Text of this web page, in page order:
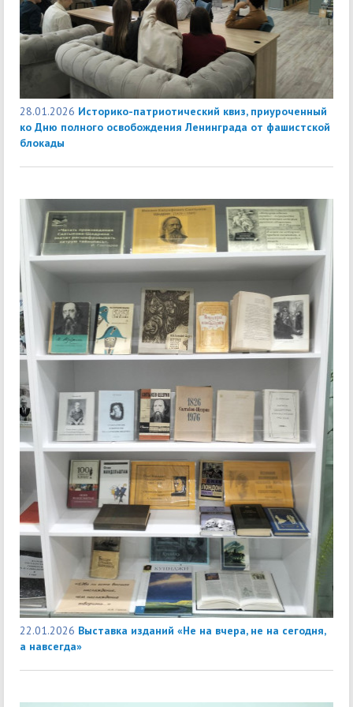
28.01.2026 Историко-патриотический квиз, приуроченный
ко Дню полного освобождения Ленинграда от фашистской
блокады
22.01.2026 Выставка изданий «Не на вчера, не на сегодня,
а навсегда»